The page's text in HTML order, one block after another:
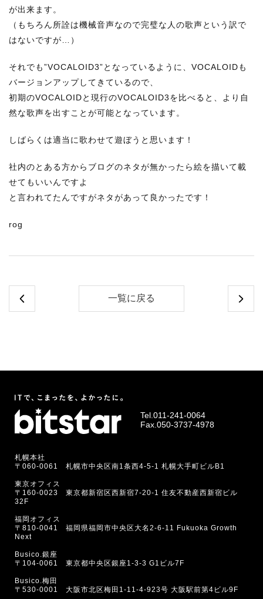
が出来ます。
（もちろん所詮は機械音声なので完璧な人の歌声という訳で
はないですが…）
それでも”VOCALOID3”となっているように、VOCALOIDも
バージョンアップしてきているので、
初期のVOCALOIDと現行のVOCALOID3を比べると、より自
然な歌声を出すことが可能となっています。
しばらくは適当に歌わせて遊ぼうと思います！
社内のとある方からブログのネタが無かったら絵を描いて載
せてもいいんですよ
と言われてたんですがネタがあって良かったです！
rog
一覧に戻る
Tel.011-241-0064
Fax.050-3737-4978
札幌本社
〒060-0061 札幌市中央区南1条西4-5-1 札幌大手町ビルB1
東京オフィス
〒160-0023 東京都新宿区西新宿7-20-1 住友不動産西新宿ビル
32F
福岡オフィス
〒810-0041 福岡県福岡市中央区大名2-6-11 Fukuoka Growth
Next
Busico.銀座
〒104-0061 東京都中央区銀座1-3-3 G1ビル7F
Busico.梅田
〒530-0001 大阪市北区梅田1-11-4-923号 大阪駅前第4ビル9F